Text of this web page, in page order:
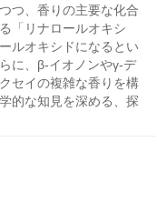
つ、香りの主要な化合
「リナロールオキシ
ルオキシドになるとい
に、β-イオノンやγ-デ
セイの複雑な香りを構
的な知見を深める、探